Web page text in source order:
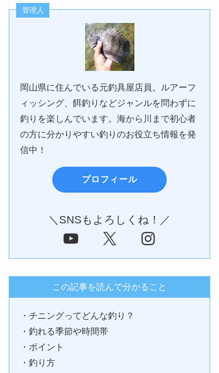
管理人
岡山県に住んでいる元釣具屋店員。ルアーフ
ィッシング、餌釣りなどジャンルを問わずに
釣りを楽しんでいます。海から川まで初心者
の方に分かりやすい釣りのお役立ち情報を発
信中！
プロフィール
＼SNSもよろしくね！／
YouTube X Instagram
この記事を読んで分かること
・チニングってどんな釣り？
・釣れる季節や時間帯
・ポイント
・釣り方